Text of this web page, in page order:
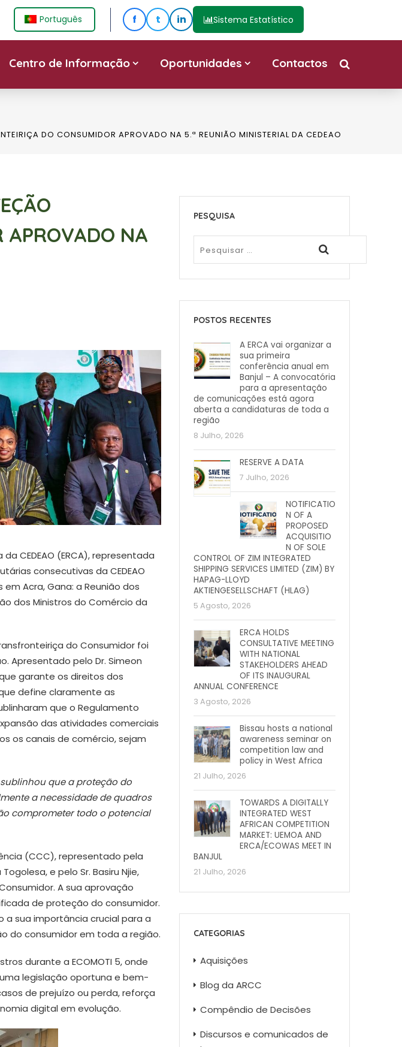
Português f t in Sistema Estatístico
Centro de Informação Oportunidades Contactos
DO CONSUMIDOR APROVADO NA 5.ª REUNIÃO MINISTERIAL DA CEDEAO
APROVADO NA
CEDEAO (ERCA), representada
consecutivas da CEDEAO
Acra, Gana: a Reunião dos
dos Ministros do Comércio da
do Consumidor foi
Apresentado pelo Dr. Simeon
garante os direitos dos
define claramente as
que o Regulamento
das atividades comerciais
os canais de comércio, sejam
sublinhou que a proteção do
a necessidade de quadros
comprometer todo o potencial
(CCC), representado pela
e pelo Sr. Basiru Njie,
A sua aprovação
de proteção do consumidor.
a sua importância crucial para a
do consumidor em toda a região.
durante a ECOMOTI 5, onde
legislação oportuna e bem-
de prejuízo ou perda, reforça
digital em evolução.
PESQUISA
POSTOS RECENTES
A ERCA vai organizar a
sua primeira
conferência anual em
Banjul – A convocatória
para a apresentação
de comunicações está agora
aberta a candidaturas de toda a
região
8 Julho, 2026
RESERVE A DATA
7 Julho, 2026
NOTIFICATIO
N OF A
PROPOSED
ACQUISITIO
N OF SOLE
CONTROL OF ZIM INTEGRATED
SHIPPING SERVICES LIMITED (ZIM) BY
HAPAG-LLOYD
AKTIENGESELLSCHAFT (HLAG)
5 Agosto, 2026
ERCA HOLDS
CONSULTATIVE MEETING
WITH NATIONAL
STAKEHOLDERS AHEAD
OF ITS INAUGURAL
ANNUAL CONFERENCE
3 Agosto, 2026
Bissau hosts a national
awareness seminar on
competition law and
policy in West Africa
21 Julho, 2026
TOWARDS A DIGITALLY
INTEGRATED WEST
AFRICAN COMPETITION
MARKET: UEMOA AND
ERCA/ECOWAS MEET IN
BANJUL
21 Julho, 2026
CATEGORIAS
Aquisições
Blog da ARCC
Compêndio de Decisões
Discursos e comunicados de